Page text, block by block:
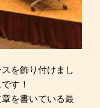
を飾り付けまし
す！
を書いている最